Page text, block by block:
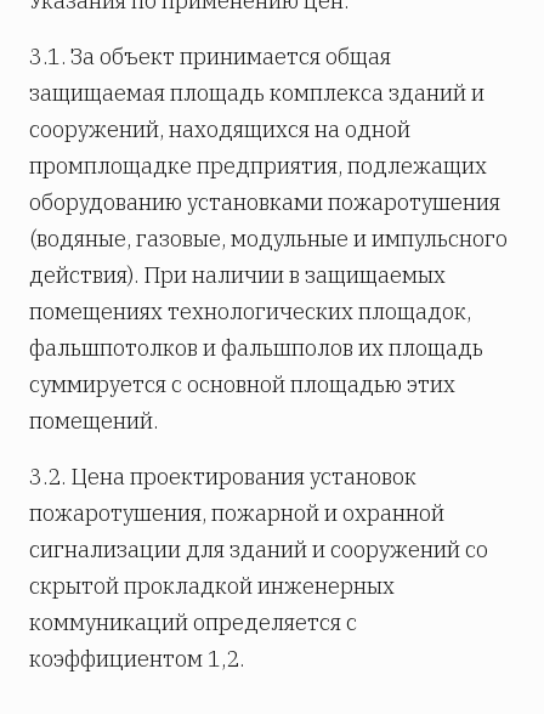
3.1. За объект принимается общая
защищаемая площадь комплекса зданий и
сооружений, находящихся на одной
промплощадке предприятия, подлежащих
оборудованию установками пожаротушения
(водяные, газовые, модульные и импульсного
действия). При наличии в защищаемых
помещениях технологических площадок,
фальшпотолков и фальшполов их площадь
суммируется с основной площадью этих
помещений.
3.2. Цена проектирования установок
пожаротушения, пожарной и охранной
сигнализации для зданий и сооружений со
скрытой прокладкой инженерных
коммуникаций определяется с
коэффициентом 1,2.